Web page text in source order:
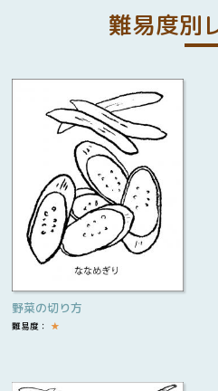
難易度別
野菜の切り方
難易度： ★